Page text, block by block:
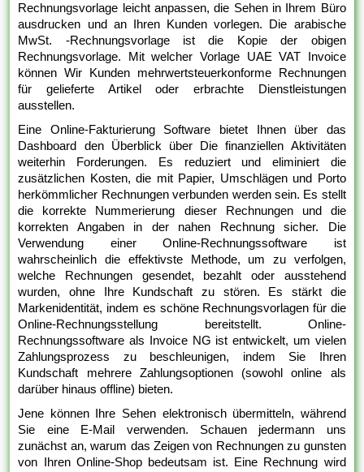
Rechnungsvorlage leicht anpassen, die Sehen in Ihrem Büro
ausdrucken und an Ihren Kunden vorlegen. Die arabische
MwSt. -Rechnungsvorlage ist die Kopie der obigen
Rechnungsvorlage. Mit welcher Vorlage UAE VAT Invoice
können Wir Kunden mehrwertsteuerkonforme Rechnungen
für gelieferte Artikel oder erbrachte Dienstleistungen
ausstellen.
Eine Online-Fakturierung Software bietet Ihnen über das
Dashboard den Überblick über Die finanziellen Aktivitäten
weiterhin Forderungen. Es reduziert und eliminiert die
zusätzlichen Kosten, die mit Papier, Umschlägen und Porto
herkömmlicher Rechnungen verbunden werden sein. Es stellt
die korrekte Nummerierung dieser Rechnungen und die
korrekten Angaben in der nahen Rechnung sicher. Die
Verwendung einer Online-Rechnungssoftware ist
wahrscheinlich die effektivste Methode, um zu verfolgen,
welche Rechnungen gesendet, bezahlt oder ausstehend
wurden, ohne Ihre Kundschaft zu stören. Es stärkt die
Markenidentität, indem es schöne Rechnungsvorlagen für die
Online-Rechnungsstellung bereitstellt. Online-
Rechnungssoftware als Invoice NG ist entwickelt, um vielen
Zahlungsprozess zu beschleunigen, indem Sie Ihren
Kundschaft mehrere Zahlungsoptionen (sowohl online als
darüber hinaus offline) bieten.
Jene können Ihre Sehen elektronisch übermitteln, während
Sie eine E-Mail verwenden. Schauen jedermann uns
zunächst an, warum das Zeigen von Rechnungen zu gunsten
von Ihren Online-Shop bedeutsam ist. Eine Rechnung wird